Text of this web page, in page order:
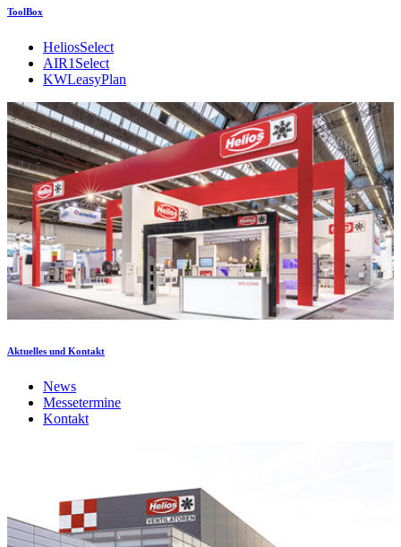
ToolBox
HeliosSelect
AIR1Select
KWLeasyPlan
Aktuelles und Kontakt
News
Messetermine
Kontakt